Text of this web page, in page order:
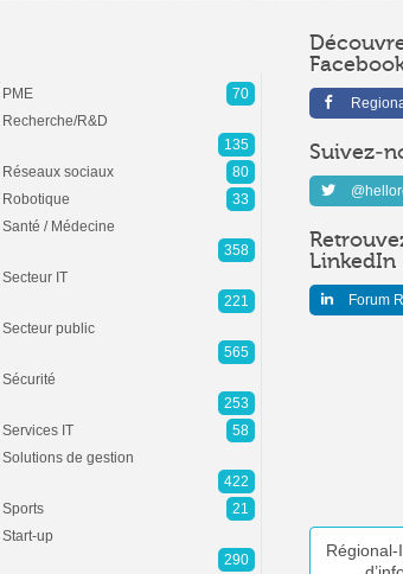
Suivez-
LinkedIn
Forum
PME
70
Recherche/R&D
135
Réseaux sociaux
80
Robotique
33
Santé / Médecine
358
Secteur IT
221
Secteur public
565
Sécurité
253
Services IT
58
Solutions de gestion
422
Sports
21
Start-up
290